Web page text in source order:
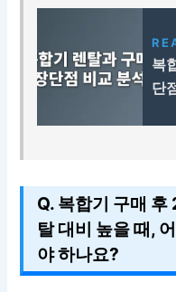
복
단
Q. 복합기 구매 후
탈 대비 높을 때,
야 하나요?